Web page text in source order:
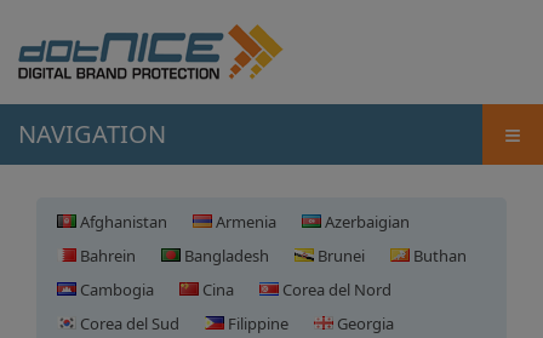
NAVIGATION ≡
Afghanistan Armenia
Azerbaigian
Bahrein
Bangladesh Brunei
Buthan
Cambogia
Cina
Corea del Nord
Corea del Sud
Filippine
Georgia